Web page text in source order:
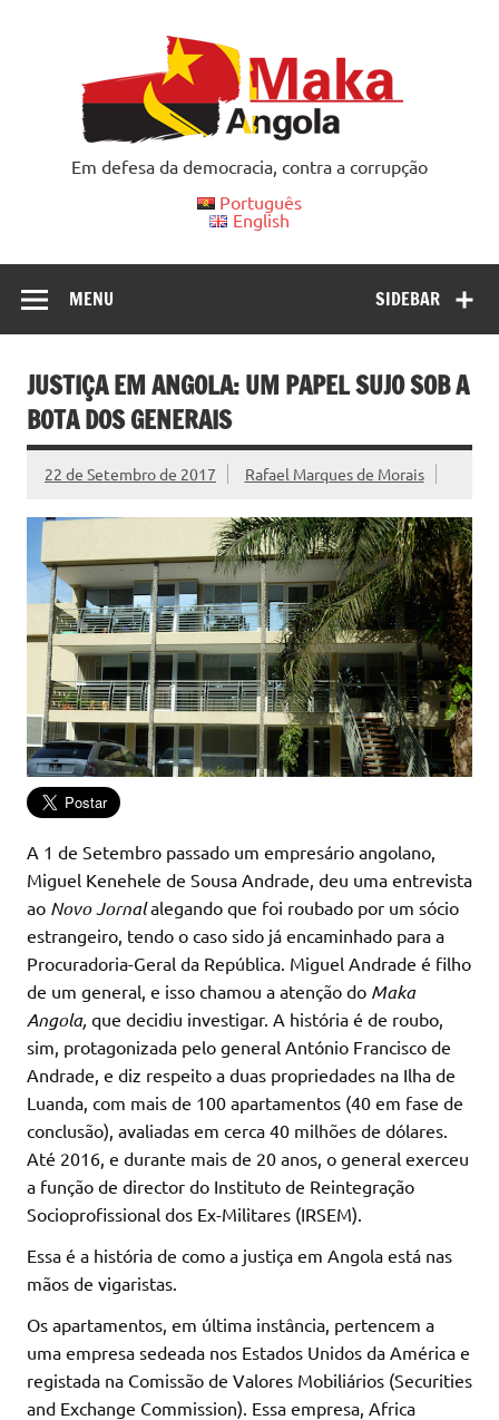
Em defesa da democracia, contra a corrupção
Português
English
SIDEBAR
MENU
JUSTIÇA EM ANGOLA: UM PAPEL SUJO SOB A
BOTA DOS GENERAIS
22 de Setembro de 2017 Rafael Marques de Morais
A 1 de Setembro passado um empresário angolano,
Miguel Kenehele de Sousa Andrade, deu uma entrevista
ao Novo Jornalalegando que foi roubado por um sócio
estrangeiro, tendo o caso sido já encaminhado para a
Procuradoria-Geral da República. Miguel Andrade é filho
de um general, e isso chamou a atenção do Maka
Angola, que decidiu investigar. A história é de roubo,
sim, protagonizada pelo general António Francisco de
Andrade, e diz respeito a duas propriedades na Ilha de
Luanda, com mais de 100 apartamentos (40 em fase de
conclusão), avaliadas em cerca 40 milhões de dólares.
Até 2016, e durante mais de 20 anos, o general exerceu
a função de director do Instituto de Reintegração
Socioprofissional dos Ex-Militares (IRSEM).
Essa é a história de como a justiça em Angola está nas
mãos de vigaristas.
Os apartamentos, em última instância, pertencem a
uma empresa sedeada nos Estados Unidos da América e
registada na Comissão de Valores Mobiliários (Securities
and Exchange Commission). Essa empresa, Africa